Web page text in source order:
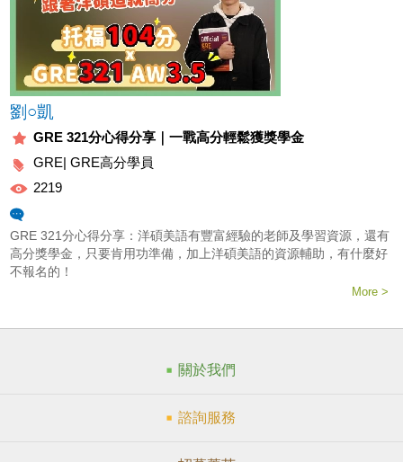
劉○凱
GRE 321分心得分享｜一戰高分輕鬆獲獎學金
GRE| GRE高分學員
2219
GRE 321分心得分享：洋碩美語有豐富經驗的老師及學習資源，還有
高分獎學金，只要肯用功準備，加上洋碩美語的資源輔助，有什麼好
不報名的！
More >
關於我們
諮詢服務